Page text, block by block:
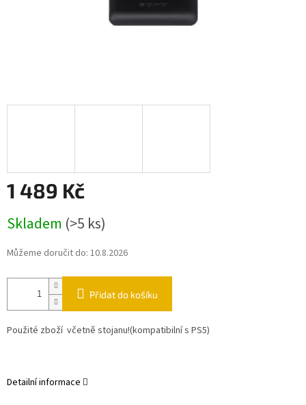
1 489 Kč
cena:
Skladem (>5 ks)
Můžeme doručit do: 10.8.2026
Přidat do košíku
Použité zboží včetně stojanu!(kompatibilní s PS5)
Detailní informace